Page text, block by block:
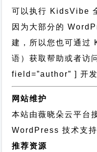
可以执行 KidsVibe
因为大部分的
建，所以您也可通过
语）获取帮助或者
field=”author” ] 开发
网站维护
本站由薇晓朵云平台
WordPress 技术支持
推荐资源